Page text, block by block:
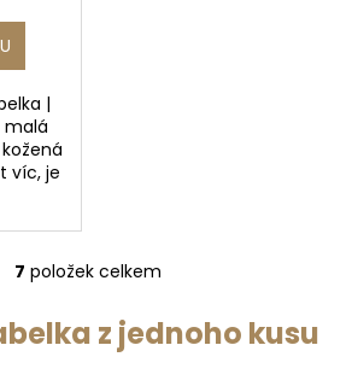
|
malá
víc, je
O
l
7 položek celkem
z jednoho kusu